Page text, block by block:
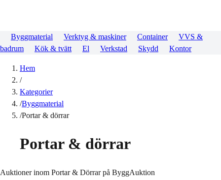
Byggmaterial Verktyg & maskiner Container
VVS &
badrum
Kök & tvätt El Verkstad Skydd Kontor
Hem
/
Kategorier
/Byggmaterial
/Portar & dörrar
Portar & dörrar
Auktioner inom Portar & Dörrar på ByggAuktion